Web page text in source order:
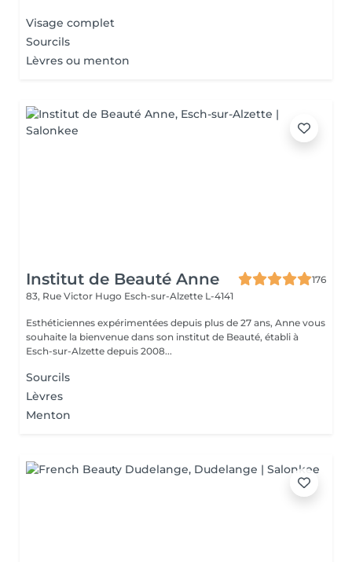
Visage complet
Sourcils
Lèvres ou menton
Institut de Beauté Anne
176
83, Rue Victor Hugo Esch-sur-Alzette L-4141
Esthéticiennes expérimentées depuis plus de 27 ans, Anne vous
souhaite la bienvenue dans son institut de Beauté, établi à
Esch-sur-Alzette depuis 2008...
Sourcils
Lèvres
Menton